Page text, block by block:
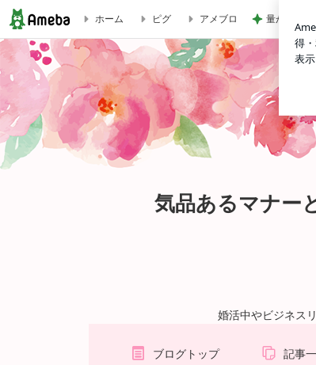
└体験レッスン│有料 60分 当校にて｜気品あるマナ
ホーム ピグ アメブロ 量が少なく
気品あるマナー
婚活中やビジネス
ブログトップ 記事